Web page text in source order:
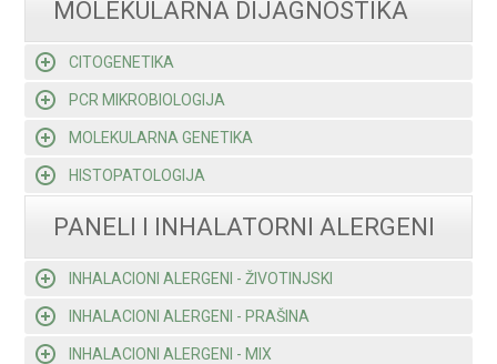
MOLEKULARNA DIJAGNOSTIKA
CITOGENETIKA
PCR MIKROBIOLOGIJA
MOLEKULARNA GENETIKA
HISTOPATOLOGIJA
PANELI I INHALATORNI ALERGENI
INHALACIONI ALERGENI - ŽIVOTINJSKI
INHALACIONI ALERGENI - PRAŠINA
INHALACIONI ALERGENI - MIX